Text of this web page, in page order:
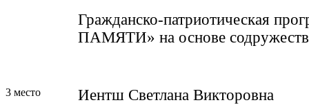
Гражданско-патриотическая
ПАМЯТИ» на основе
3 место
Иентш Светлана Викторовна